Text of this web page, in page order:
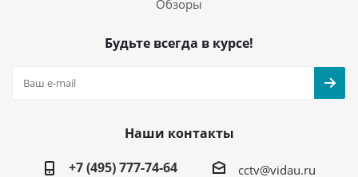
Обзоры
Будьте всегда в курсе!
Наши контакты
+7 (495) 777-74-64
cctv@vidau.ru